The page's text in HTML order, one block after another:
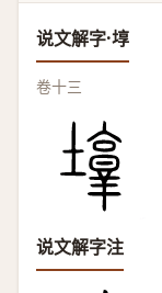
说文解字·埻
卷十三
说文解字注